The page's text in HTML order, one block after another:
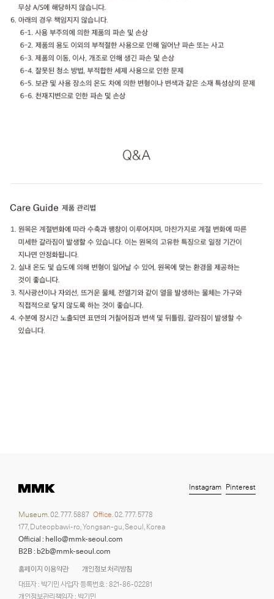
홈페이지 이용약관
개인정보 처리방침
대표자 : 박기민 사업자 등록번호 : 821-86-02281
개인정보관리책임자 : 박기민
Museum. 02. 777. 5887 Office. 02. 777. 5778
177, Duteopbawi-ro, Yongsan-gu, Seoul, Korea
Official : hello@mmk-seoul.com
B2B : b2b@mmk-seoul.com
Instagram Pinterest